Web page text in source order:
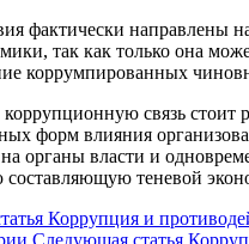
фактически направлены
так как только она
коррумпированных
связь стоит
форм влияния
органы власти и
составляющую теневой
Коррупция и
Следующая статья